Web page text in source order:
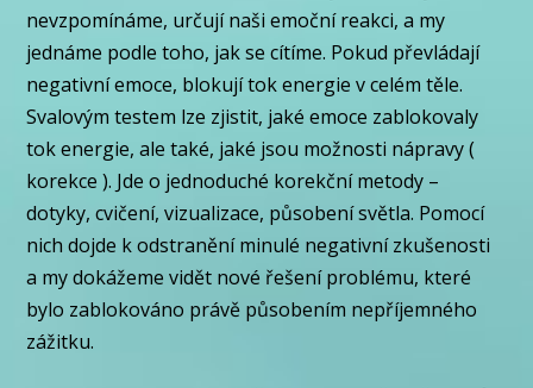
nevzpomínáme, určují naši emoční reakci, a my
jednáme podle toho, jak se cítíme. Pokud převládají
negativní emoce, blokují tok energie v celém těle.
Svalovým testem lze zjistit, jaké emoce zablokovaly
tok energie, ale také, jaké jsou možnosti nápravy (
korekce ). Jde o jednoduché korekční metody –
dotyky, cvičení, vizualizace, působení světla. Pomocí
nich dojde k odstranění minulé negativní zkušenosti
a my dokážeme vidět nové řešení problému, které
bylo zablokováno právě působením nepříjemného
zážitku.